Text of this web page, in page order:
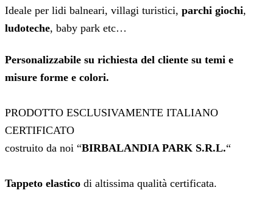
Ideale per lidi balneari, villagi turistici, parchi giochi,
ludoteche, baby park etc…
Personalizzabile su richiesta del cliente su temi e
misure forme e colori.
PRODOTTO ESCLUSIVAMENTE ITALIANO
CERTIFICATO
costruito da noi “BIRBALANDIA PARK S.R.L.“
Tappeto elastico di altissima qualità certificata.